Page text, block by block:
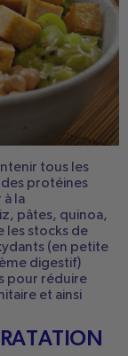
tous les
des protéines
la
pâtes, quinoa,
les stocks de
(en petite
digestif)
pour réduire
et ainsi